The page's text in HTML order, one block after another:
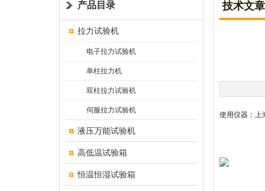
产品目录
拉力试验机
电子拉力试验机
单柱拉力机
双柱拉力试验机
伺服拉力试验机
液压万能试验机
高低温试验箱
恒温恒湿试验箱
技术文章
使用仪器：上